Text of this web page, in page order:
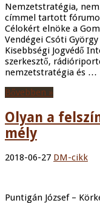
Nemzetstratégia,
címmel tartott
Célokért elnöke a
Vendégei Csóti
Kisebbségi Jogvédő
szerkesztő,
nemzetstratégia és …
Bővebben »
Olyan a
mély
2018-06-27 DM-cikk
Puntigán József –